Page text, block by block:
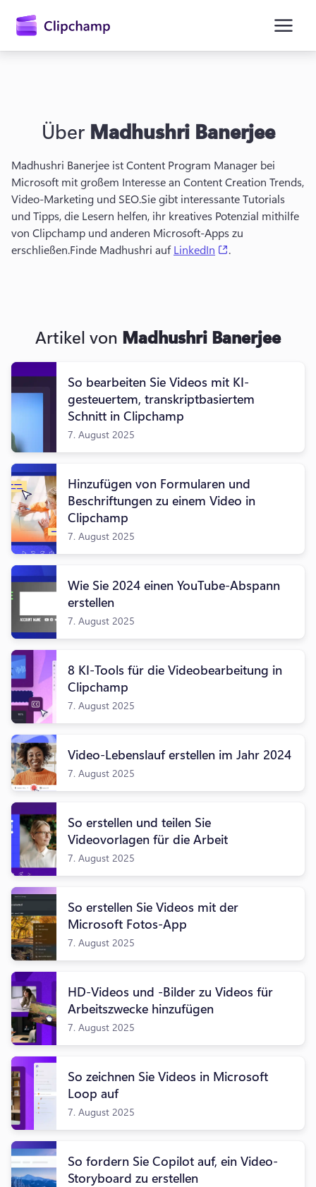
Anmelden
Kostenlos testen
Über Madhushri Banerjee
Madhushri Banerjee ist Content Program Manager bei
Microsoft mit großem Interesse an Content Creation Trends,
Video-Marketing und SEO.Sie gibt interessante Tutorials
und Tipps, die Lesern helfen, ihr kreatives Potenzial mithilfe
von Clipchamp und anderen Microsoft-Apps zu
erschließen.Finde Madhushri auf LinkedIn .
Artikel von Madhushri Banerjee
So bearbeiten Sie Videos mit KI-
gesteuertem, transkriptbasiertem
Schnitt in Clipchamp
7. August 2025
Hinzufügen von Formularen und
Beschriftungen zu einem Video in
Clipchamp
7. August 2025
Wie Sie 2024 einen YouTube-Abspann
erstellen
7. August 2025
8 KI-Tools für die Videobearbeitung in
Clipchamp
7. August 2025
Video-Lebenslauf erstellen im Jahr 2024
7. August 2025
So erstellen und teilen Sie
Videovorlagen für die Arbeit
7. August 2025
So erstellen Sie Videos mit der
Microsoft Fotos-App
7. August 2025
HD-Videos und -Bilder zu Videos für
Arbeitszwecke hinzufügen
7. August 2025
So zeichnen Sie Videos in Microsoft
Loop auf
7. August 2025
So fordern Sie Copilot auf, ein Video-
Storyboard zu erstellen